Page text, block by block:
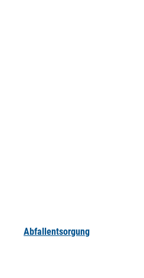
Abfallentsorgung